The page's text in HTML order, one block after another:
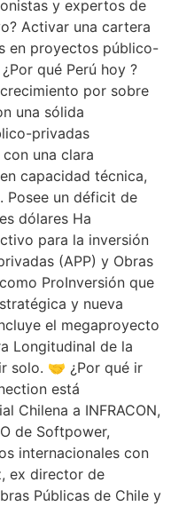
y expertos de
Activar una cartera
en proyectos público-
qué Perú hoy ?
por sobre
una sólida
privadas
una clara
capacidad técnica,
Posee un déficit de
dólares Ha
para la inversión
(APP) y Obras
ProInversión que
y nueva
el megaproyecto
Longitudinal de la
solo. 🤝 ¿Por qué ir
está
Chilena a INFRACON,
de Softpower,
internacionales con
ex director de
Públicas de Chile y